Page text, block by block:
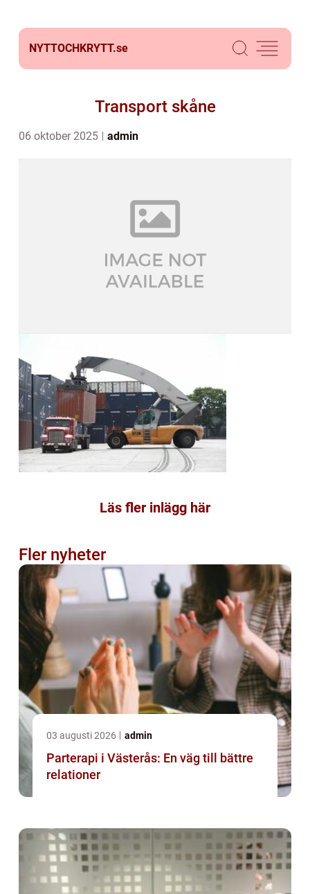
NYTTOCHKRYTT.se
Transport skåne
06 oktober 2025 admin
Läs fler inlägg här
Fler nyheter
03 augusti 2026 admin
Parterapi i Västerås: En väg till bättre
relationer